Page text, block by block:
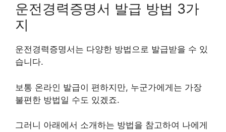
운전경력증명서 발급 방법 3가
지
운전경력증명서는 다양한 방법으로 발급받을 수 있
습니다.
보통 온라인 발급이 편하지만, 누군가에게는 가장
불편한 방법일 수도 있겠죠.
그러니 아래에서 소개하는 방법을 참고하여 나에게